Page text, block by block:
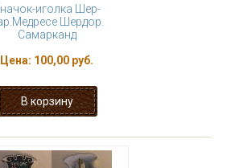
иголка Шер-
Шердор.
Самарканд
Цена: 100,00 руб.